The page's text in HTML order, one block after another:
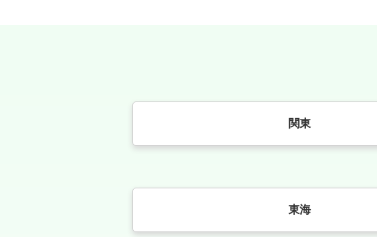
関東
東海